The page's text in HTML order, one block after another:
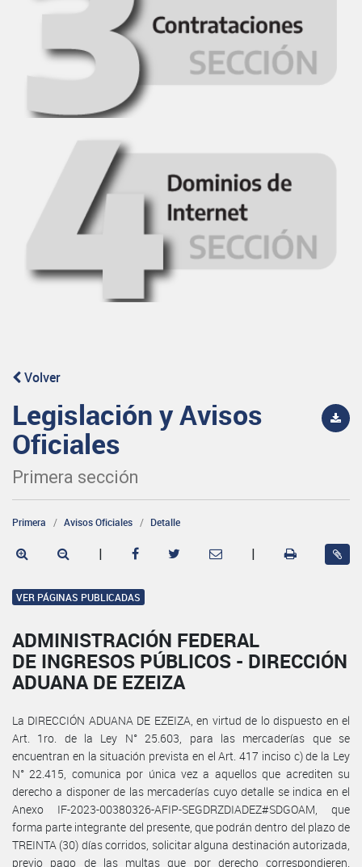
Volver
Legislación y Avisos
Oficiales
Primera sección
Primera Avisos Oficiales Detalle
| |
VER PÁGINAS PUBLICADAS
ADMINISTRACIÓN FEDERAL
DE INGRESOS PÚBLICOS - DIRECCIÓN
ADUANA DE EZEIZA
La DIRECCIÓN ADUANA DE EZEIZA, en virtud de lo dispuesto en el
Art. 1ro. de la Ley N° 25.603, para las mercaderías que se
encuentran en la situación prevista en el Art. 417 inciso c) de la Ley
N° 22.415, comunica por única vez a aquellos que acrediten su
derecho a disponer de las mercaderías cuyo detalle se indica en el
Anexo IF-2023-00380326-AFIP-SEGDRZDIADEZ#SDGOAM, que
forma parte integrante del presente, que podrán dentro del plazo de
TREINTA (30) días corridos, solicitar alguna destinación autorizada,
previo pago de las multas que por derecho correspondieren.